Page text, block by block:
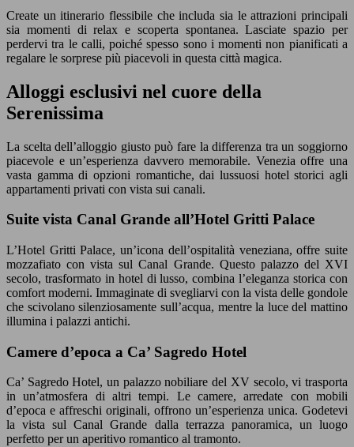
Create un itinerario flessibile che includa sia le attrazioni principali
sia momenti di relax e scoperta spontanea. Lasciate spazio per
perdervi tra le calli, poiché spesso sono i momenti non pianificati a
regalare le sorprese più piacevoli in questa città magica.
Alloggi esclusivi nel cuore della
Serenissima
La scelta dell’alloggio giusto può fare la differenza tra un soggiorno
piacevole e un’esperienza davvero memorabile. Venezia offre una
vasta gamma di opzioni romantiche, dai lussuosi hotel storici agli
appartamenti privati con vista sui canali.
Suite vista Canal Grande all’Hotel Gritti Palace
L’Hotel Gritti Palace, un’icona dell’ospitalità veneziana, offre suite
mozzafiato con vista sul Canal Grande. Questo palazzo del XVI
secolo, trasformato in hotel di lusso, combina l’eleganza storica con
comfort moderni. Immaginate di svegliarvi con la vista delle gondole
che scivolano silenziosamente sull’acqua, mentre la luce del mattino
illumina i palazzi antichi.
Camere d’epoca a Ca’ Sagredo Hotel
Ca’ Sagredo Hotel, un palazzo nobiliare del XV secolo, vi trasporta
in un’atmosfera di altri tempi. Le camere, arredate con mobili
d’epoca e affreschi originali, offrono un’esperienza unica. Godetevi
la vista sul Canal Grande dalla terrazza panoramica, un luogo
perfetto per un aperitivo romantico al tramonto.